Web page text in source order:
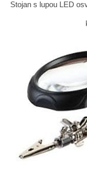
Stojan s lupou LED